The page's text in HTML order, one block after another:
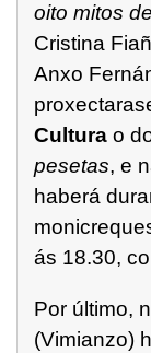
oito mitos
Cristina
Anxo
Cultura o
pesetas, e
haberá
ás 18.30,
Por último,
(Vimianzo)